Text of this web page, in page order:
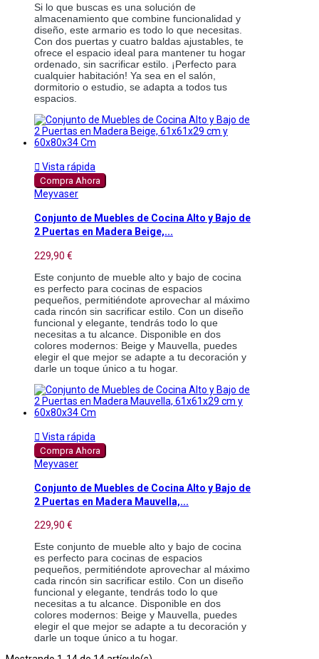
Si lo que buscas es una solución de
almacenamiento que combine funcionalidad y
diseño, este armario es todo lo que necesitas.
Con dos puertas y cuatro baldas ajustables, te
ofrece el espacio ideal para mantener tu hogar
ordenado, sin sacrificar estilo. ¡Perfecto para
cualquier habitación! Ya sea en el salón,
dormitorio o estudio, se adapta a todos tus
espacios.
 Vista rápida
Compra Ahora
Meyvaser
Conjunto de Muebles de Cocina Alto y Bajo de
2 Puertas en Madera Beige,...
229,90 €
Este conjunto de mueble alto y bajo de cocina
es perfecto para cocinas de espacios
pequeños, permitiéndote aprovechar al máximo
cada rincón sin sacrificar estilo. Con un diseño
funcional y elegante, tendrás todo lo que
necesitas a tu alcance. Disponible en dos
colores modernos: Beige y Mauvella, puedes
elegir el que mejor se adapte a tu decoración y
darle un toque único a tu hogar.
 Vista rápida
Compra Ahora
Meyvaser
Conjunto de Muebles de Cocina Alto y Bajo de
2 Puertas en Madera Mauvella,...
229,90 €
Este conjunto de mueble alto y bajo de cocina
es perfecto para cocinas de espacios
pequeños, permitiéndote aprovechar al máximo
cada rincón sin sacrificar estilo. Con un diseño
funcional y elegante, tendrás todo lo que
necesitas a tu alcance. Disponible en dos
colores modernos: Beige y Mauvella, puedes
elegir el que mejor se adapte a tu decoración y
darle un toque único a tu hogar.